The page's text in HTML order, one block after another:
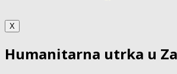
X
Humanitarna utrka u